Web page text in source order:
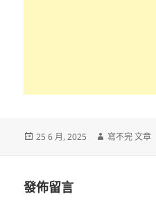
發
25 6 月, 2025
作
寫不完 文章
發佈留言